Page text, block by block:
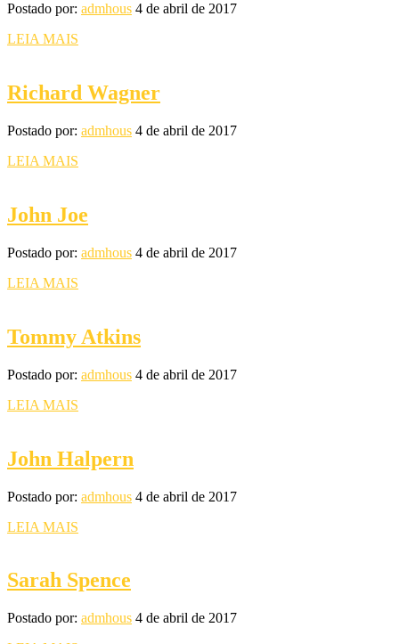
Postado por: admhous 4 de abril de 2017
LEIA MAIS
Richard Wagner
Postado por: admhous 4 de abril de 2017
LEIA MAIS
John Joe
Postado por: admhous 4 de abril de 2017
LEIA MAIS
Tommy Atkins
Postado por: admhous 4 de abril de 2017
LEIA MAIS
John Halpern
Postado por: admhous 4 de abril de 2017
LEIA MAIS
Sarah Spence
Postado por: admhous 4 de abril de 2017